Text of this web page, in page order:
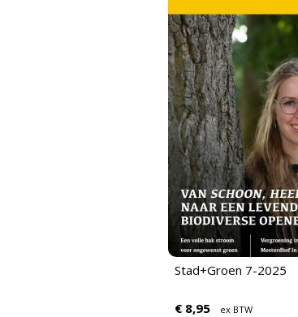
Stad+Groen 7-2025
€ 8,95 ex BTW